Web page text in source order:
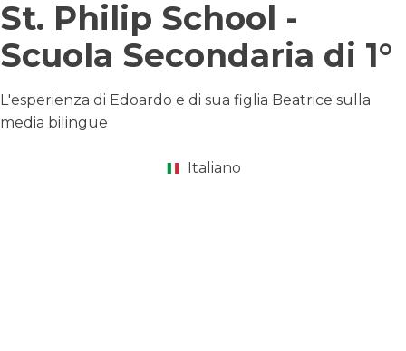
St. Philip School -
Scuola Secondaria di 1°
L'esperienza di Edoardo e di sua figlia Beatrice sulla
media bilingue
Italiano